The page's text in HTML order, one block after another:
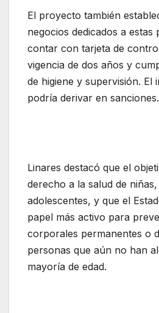
El proyecto también
negocios dedicados a estas
contar con tarjeta de
vigencia de dos años y
de higiene y supervisión. El
podría derivar en sanciones.
Linares destacó que el
derecho a la salud de
adolescentes, y que el
papel más activo para
corporales permanentes o
personas que aún no han
mayoría de edad.